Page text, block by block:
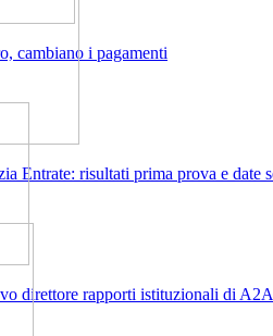
cambiano i pagamenti
Entrate: risultati prima prova e date
direttore rapporti istituzionali di A2A